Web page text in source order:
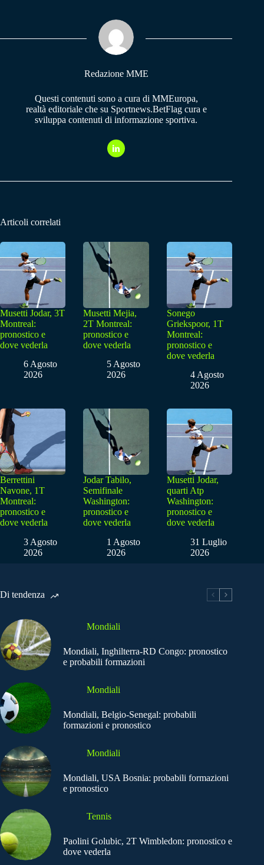
pp m
Redazione MME
Questi contenuti sono a cura di MMEuropa,
realtà editoriale che su Sportnews.BetFlag cura e
sviluppa contenuti di informazione sportiva.
Articoli correlati
Musetti Jodar, 3T
Montreal:
pronostico e
dove vederla
6 Agosto
2026
Musetti Mejia,
2T Montreal:
pronostico e
dove vederla
5 Agosto
2026
Sonego
Griekspoor, 1T
Montreal:
pronostico e
dove vederla
4 Agosto
2026
Berrettini
Navone, 1T
Montreal:
pronostico e
dove vederla
3 Agosto
2026
Jodar Tabilo,
Semifinale
Washington:
pronostico e
dove vederla
1 Agosto
2026
Musetti Jodar,
quarti Atp
Washington:
pronostico e
dove vederla
31 Luglio
2026
Di tendenza
Mondiali
Mondiali, Inghilterra-RD Congo: pronostico
e probabili formazioni
Mondiali
Mondiali, Belgio-Senegal: probabili
formazioni e pronostico
Mondiali
Mondiali, USA Bosnia: probabili formazioni
e pronostico
Tennis
Paolini Golubic, 2T Wimbledon: pronostico e
dove vederla